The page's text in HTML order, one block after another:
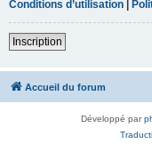
Conditions d’utilisation |
Inscription
Accueil du forum
Développé par